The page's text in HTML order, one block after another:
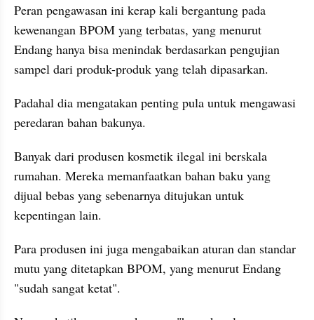
Peran pengawasan ini kerap kali bergantung pada
kewenangan BPOM yang terbatas, yang menurut
Endang hanya bisa menindak berdasarkan pengujian
sampel dari produk-produk yang telah dipasarkan.
Padahal dia mengatakan penting pula untuk mengawasi
peredaran bahan bakunya.
Banyak dari produsen kosmetik ilegal ini berskala
rumahan. Mereka memanfaatkan bahan baku yang
dijual bebas yang sebenarnya ditujukan untuk
kepentingan lain.
Para produsen ini juga mengabaikan aturan dan standar
mutu yang ditetapkan BPOM, yang menurut Endang
"sudah sangat ketat".